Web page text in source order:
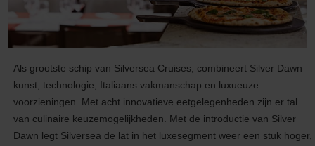
Als grootste schip van Silversea Cruises, combineert Silver Dawn
kunst, technologie, Italiaans vakmanschap en luxueuze
voorzieningen. Met acht innovatieve eetgelegenheden zijn er tal
van culinaire keuzemogelijkheden. Met de introductie van Silver
Dawn legt Silversea de lat in het luxesegment weer een stuk hoger,